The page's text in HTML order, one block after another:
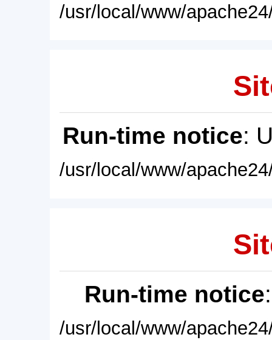
/usr/local/www/
Run-time notice:
/usr/local/www/
Run-time notice
/usr/local/www/